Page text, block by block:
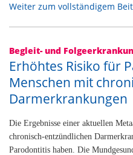
Weiter zum vollständigem
Begleit- und
Erhöhtes Risiko für
Menschen mit
Darmerkrankungen
Die Ergebnisse einer aktuellen
chronisch-entzündlichen
Parodontitis haben. Die